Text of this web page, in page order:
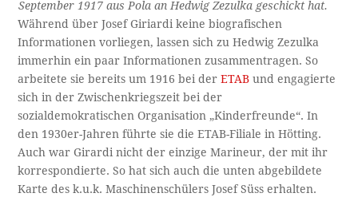
September 1917 aus Pola an Hedwig Zezulka geschickt hat.
Während über Josef Giriardi keine biografischen
Informationen vorliegen, lassen sich zu Hedwig Zezulka
immerhin ein paar Informationen zusammentragen. So
arbeitete sie bereits um 1916 bei derETAB und engagierte
sich in der Zwischenkriegszeit bei der
sozialdemokratischen Organisation „Kinderfreunde“. In
den 1930er-Jahren führte sie die ETAB-Filiale in Hötting.
Auch war Girardi nicht der einzige Marineur, der mit ihr
korrespondierte. So hat sich auch die unten abgebildete
Karte des k.u.k. Maschinenschülers Josef Süss erhalten.